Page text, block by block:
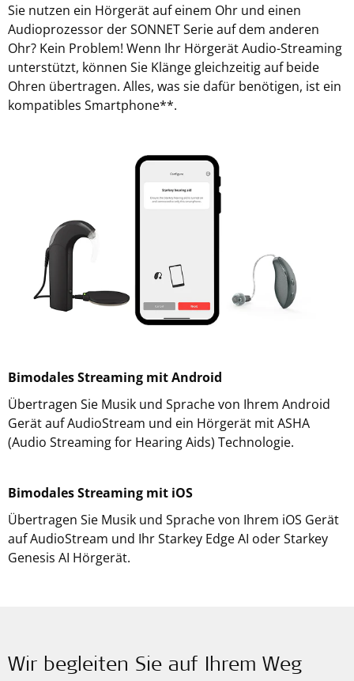
Sie nutzen ein Hörgerät auf einem Ohr und einen
Audioprozessor der SONNET Serie auf dem anderen
Ohr? Kein Problem! Wenn Ihr Hörgerät Audio-Streaming
unterstützt, können Sie Klänge gleichzeitig auf beide
Ohren übertragen. Alles, was sie dafür benötigen, ist ein
kompatibles Smartphone**.
Bimodales Streaming mit Android
Übertragen Sie Musik und Sprache von Ihrem Android
Gerät auf AudioStream und ein Hörgerät mit ASHA
(Audio Streaming for Hearing Aids) Technologie.
Bimodales Streaming mit iOS
Übertragen Sie Musik und Sprache von Ihrem iOS Gerät
auf AudioStream und Ihr Starkey Edge AI oder Starkey
Genesis AI Hörgerät.
Wir begleiten Sie auf Ihrem Weg